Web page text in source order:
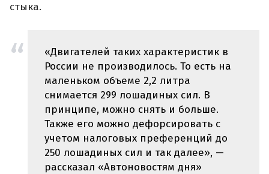
стыка.
«Двигателей таких характеристик в
России не производилось. То есть на
маленьком объеме 2,2 литра
снимается 299 лошадиных сил. В
принципе, можно снять и больше.
Также его можно дефорсировать с
учетом налоговых преференций до
250 лошадиных сил и так далее», —
рассказал «Автоновостям дня»